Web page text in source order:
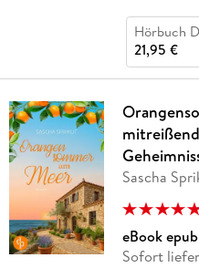
Hörbuch
21,95 €
Sascha
eBook epub
Sofort